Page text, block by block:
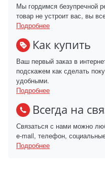
Мы гордимся безупречной
товар не устроит вас, вы
Подробнее
Как купить
Ваш первый заказ в
подскажем как сделать
удобными.
Подробнее
Всегда на
Связаться с нами можно
e-mail, телефон,
Подробнее